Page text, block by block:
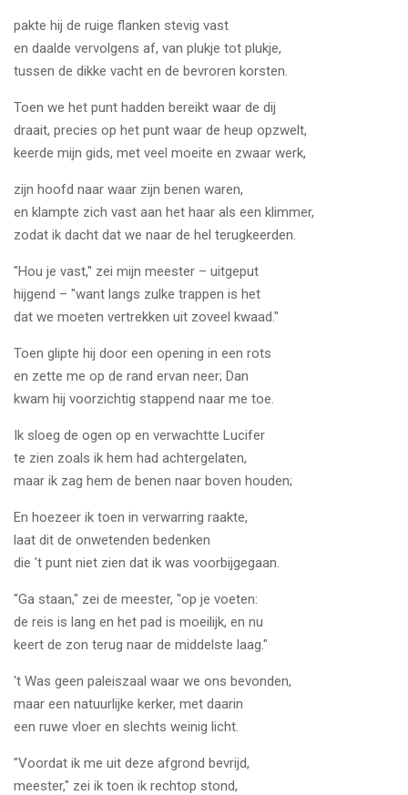
pakte hij de ruige flanken stevig vast
en daalde vervolgens af, van plukje tot plukje,
tussen de dikke vacht en de bevroren korsten.
Toen we het punt hadden bereikt waar de dij
draait, precies op het punt waar de heup opzwelt,
keerde mijn gids, met veel moeite en zwaar werk,
zijn hoofd naar waar zijn benen waren,
en klampte zich vast aan het haar als een klimmer,
zodat ik dacht dat we naar de hel terugkeerden.
"Hou je vast," zei mijn meester – uitgeput
hijgend – "want langs zulke trappen is het
dat we moeten vertrekken uit zoveel kwaad."
Toen glipte hij door een opening in een rots
en zette me op de rand ervan neer; Dan
kwam hij voorzichtig stappend naar me toe.
Ik sloeg de ogen op en verwachtte Lucifer
te zien zoals ik hem had achtergelaten,
maar ik zag hem de benen naar boven houden;
En hoezeer ik toen in verwarring raakte,
laat dit de onwetenden bedenken
die 't punt niet zien dat ik was voorbijgegaan.
"Ga staan," zei de meester, "op je voeten:
de reis is lang en het pad is moeilijk, en nu
keert de zon terug naar de middelste laag."
't Was geen paleiszaal waar we ons bevonden,
maar een natuurlijke kerker, met daarin
een ruwe vloer en slechts weinig licht.
"Voordat ik me uit deze afgrond bevrijd,
meester," zei ik toen ik rechtop stond,